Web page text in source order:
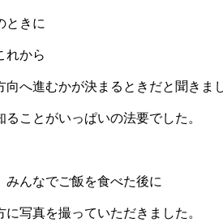
ときに
れから
向へ進むかが決まるときだと聞きま
ることがいっぱいの法要でした。
みんなでご飯を食べた後に
に写真を撮っていただきました。